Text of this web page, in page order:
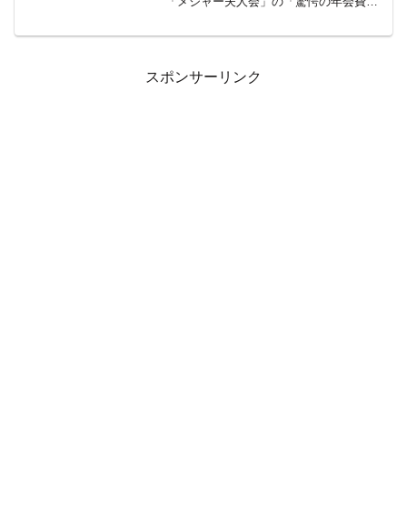
スポンサーリンク